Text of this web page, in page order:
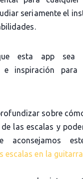
seriamente el
esta app sea
e inspiración
sobre
las escalas y
aconsejamos
escalas en la guitarra